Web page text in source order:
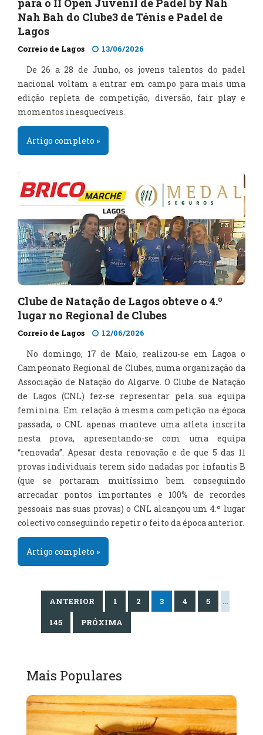
para o II Open Juvenil de Padel by Nah
Nah Bah do Clube3 de Ténis e Padel de
Lagos
Correio de Lagos 13/06/2026
De 26 a 28 de Junho, os jovens talentos do padel
nacional voltam a entrar em campo para mais uma
edição repleta de competição, diversão, fair play e
momentos inesquecíveis.
Artigo completo »
Clube de Natação de Lagos obteve o 4.º
lugar no Regional de Clubes
Correio de Lagos 12/06/2026
No domingo, 17 de Maio, realizou-se em Lagoa o
Campeonato Regional de Clubes, numa organização da
Associação de Natação do Algarve. O Clube de Natação
de Lagos (CNL) fez-se representar pela sua equipa
feminina. Em relação à mesma competição na época
passada, o CNL apenas manteve uma atleta inscrita
nesta prova, apresentando-se com uma equipa
“renovada”. Apesar desta renovação e de que 5 das 11
provas individuais terem sido nadadas por infantis B
(que se portaram muitíssimo bem conseguindo
arrecadar pontos importantes e 100% de recordes
pessoais nas suas provas) o CNL alcançou um 4.º lugar
colectivo conseguindo repetir o feito da época anterior.
Artigo completo »
ANTERIOR 1 2 3 4 5
…
145
PRÓXIMA
Mais Populares